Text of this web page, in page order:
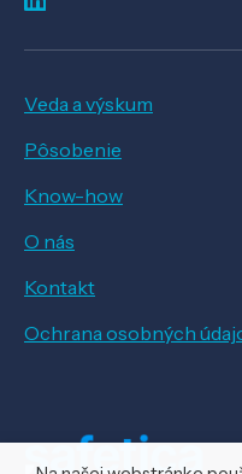
Veda a výskum
Pôsobenie
Know-how
O nás
Kontakt
Ochrana osobných